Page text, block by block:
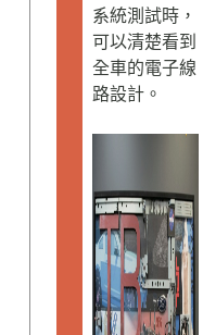
系統測試時，
可以清楚看到
全車的電子線
路設計。